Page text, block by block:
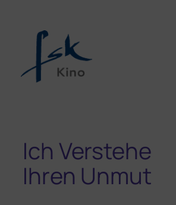
Ich Verstehe
Ihren Unmut